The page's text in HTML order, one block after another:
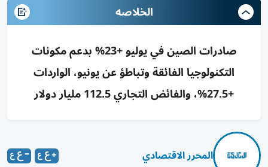
الخلاصه
صادرات الصين في يوليو +23% بدعم مكونات
التكنولوجيا الفائقة وتباطؤ عن يونيو، الواردات
+27.5%، والفائض التجاري 112.5 مليار دولار
المحرر الاقتصادي